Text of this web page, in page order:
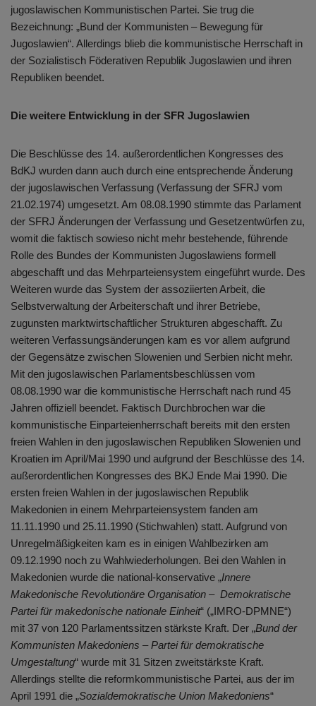
jugoslawischen Kommunistischen Partei. Sie trug die
Bezeichnung: „Bund der Kommunisten – Bewegung für
Jugoslawien“. Allerdings blieb die kommunistische Herrschaft in
der Sozialistisch Föderativen Republik Jugoslawien und ihren
Republiken beendet.
Die weitere Entwicklung in der SFR Jugoslawien
Die Beschlüsse des 14. außerordentlichen Kongresses des
BdKJ wurden dann auch durch eine entsprechende Änderung
der jugoslawischen Verfassung (Verfassung der SFRJ vom
21.02.1974) umgesetzt. Am 08.08.1990 stimmte das Parlament
der SFRJ Änderungen der Verfassung und Gesetzentwürfen zu,
womit die faktisch sowieso nicht mehr bestehende, führende
Rolle des Bundes der Kommunisten Jugoslawiens formell
abgeschafft und das Mehrparteiensystem eingeführt wurde. Des
Weiteren wurde das System der assoziierten Arbeit, die
Selbstverwaltung der Arbeiterschaft und ihrer Betriebe,
zugunsten marktwirtschaftlicher Strukturen abgeschafft. Zu
weiteren Verfassungsänderungen kam es vor allem aufgrund
der Gegensätze zwischen Slowenien und Serbien nicht mehr.
Mit den jugoslawischen Parlamentsbeschlüssen vom
08.08.1990 war die kommunistische Herrschaft nach rund 45
Jahren offiziell beendet. Faktisch Durchbrochen war die
kommunistische Einparteienherrschaft bereits mit den ersten
freien Wahlen in den jugoslawischen Republiken Slowenien und
Kroatien im April/Mai 1990 und aufgrund der Beschlüsse des 14.
außerordentlichen Kongresses des BKJ Ende Mai 1990. Die
ersten freien Wahlen in der jugoslawischen Republik
Makedonien in einem Mehrparteiensystem fanden am
11.11.1990 und 25.11.1990 (Stichwahlen) statt. Aufgrund von
Unregelmäßigkeiten kam es in einigen Wahlbezirken am
09.12.1990 noch zu Wahlwiederholungen. Bei den Wahlen in
Makedonien wurde die national-konservative „Innere
Makedonische Revolutionäre Organisation – Demokratische
Partei für makedonische nationale Einheit“ („IMRO-DPMNE“)
mit 37 von 120 Parlamentssitzen stärkste Kraft. Der „Bund der
Kommunisten Makedoniens – Partei für demokratische
Umgestaltung“ wurde mit 31 Sitzen zweitstärkste Kraft.
Allerdings stellte die reformkommunistische Partei, aus der im
April 1991 die „Sozialdemokratische Union Makedoniens“